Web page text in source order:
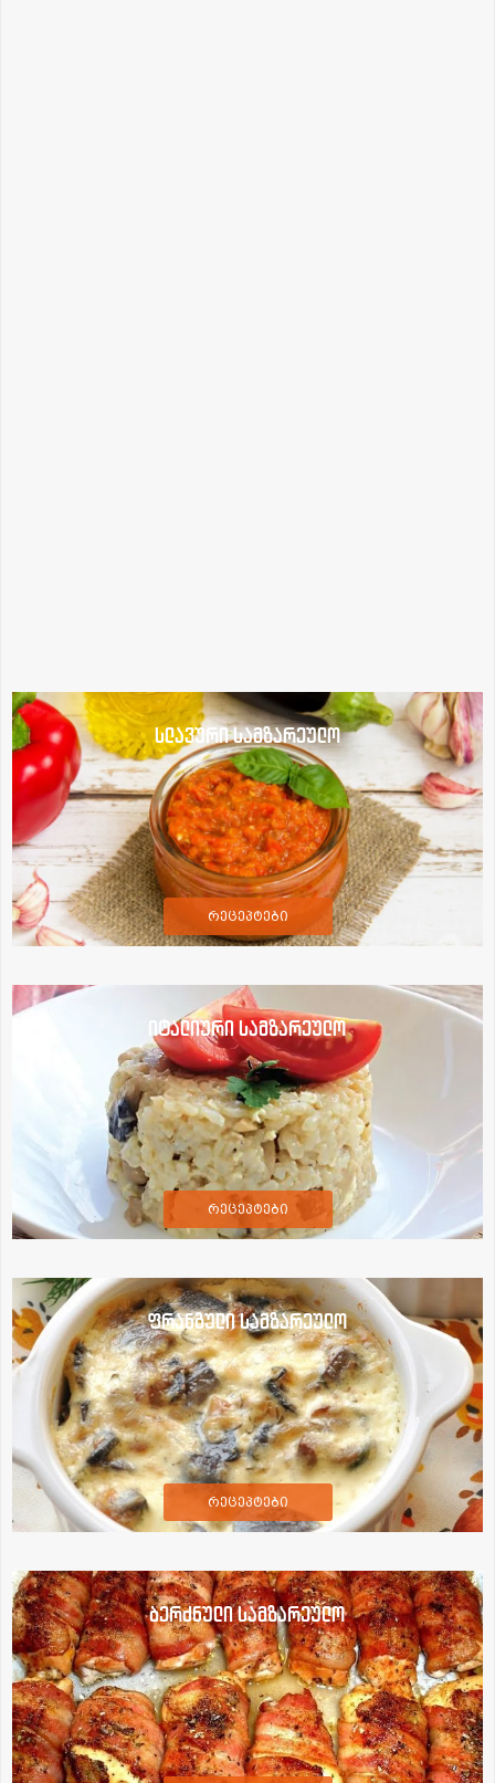
სლავური სამზარეულო
რეცეპტები
იტალიური სამზარეულო
რეცეპტები
ფრანგული სამზარეულო
რეცეპტები
ბერძნული სამზარეულო